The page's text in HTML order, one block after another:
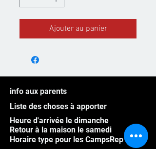
Ajouter au panier
info aux parents
Liste des choses à apporter
Heure d'arrivée le dimanche
Retour à la maison le samedi
Horaire type pour les CampsRep